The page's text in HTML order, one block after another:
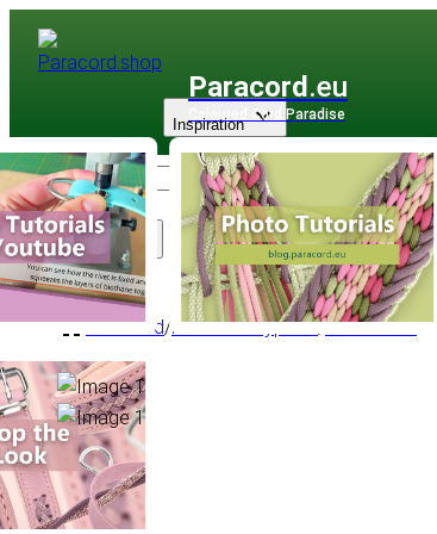
Paracord .eu
Coloured Cord Paradise
Sortiment
Inspiration
Paracord/Paracord Type III/Multifarben